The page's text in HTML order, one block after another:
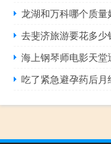
龙湖和万科哪个质量
去斐济旅游要花多少
海上钢琴师电影天堂